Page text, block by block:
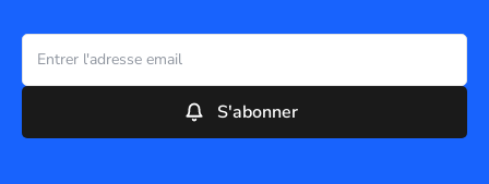
S'abonner